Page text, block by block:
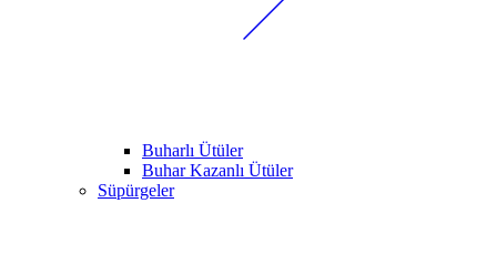
Buharlı Ütüler
Buhar Kazanlı Ütüler
Süpürgeler